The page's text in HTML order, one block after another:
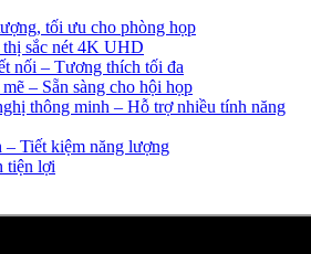
tối ưu cho phòng họp
sắc nét 4K UHD
nối – Tương thích tối đa
– Sẵn sàng cho hội họp
thông minh – Hỗ trợ nhiều tính năng
– Tiết kiệm năng lượng
tiện lợi